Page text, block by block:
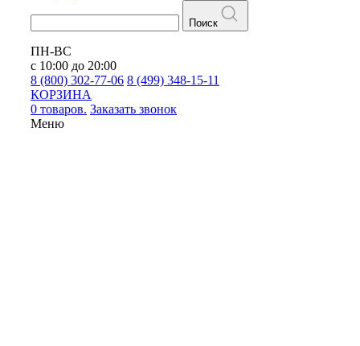
Поиск
ПН-ВС
с 10:00 до 20:00
8 (800) 302-77-06 8 (499) 348-15-11
КОРЗИНА
0 товаров. Заказать звонок
Меню